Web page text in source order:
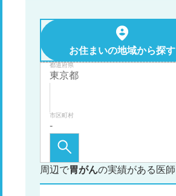
お住まいの地域から探す
都道府県
市区町村
周辺で胃がんの実績がある医師